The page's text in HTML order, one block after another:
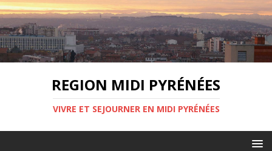
REGION MIDI PYRÉNÉES
VIVRE ET SEJOURNER EN MIDI PYRÉNÉES